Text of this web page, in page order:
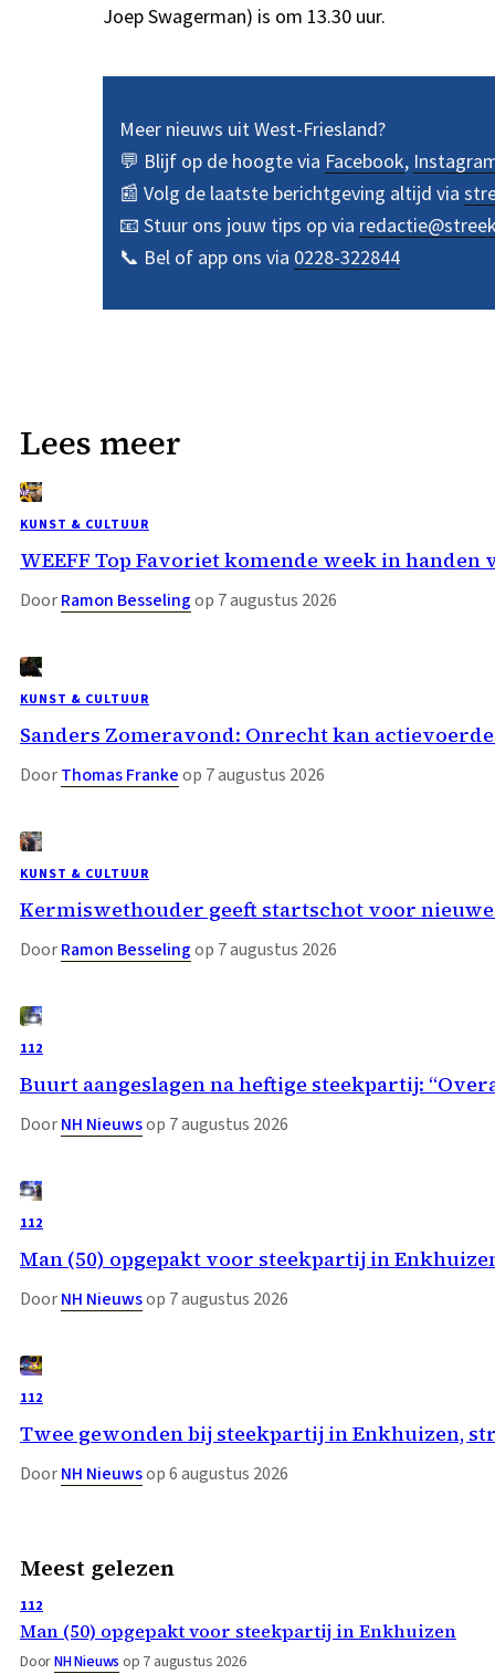
Joep Swagerman) is om 13.30 uur.
Meer nieuws uit West-Friesland?
💬 Blijf op de hoogte via Facebook,
📰 Volg de laatste berichtgeving altijd via
📧 Stuur ons jouw tips op via
📞 Bel of app ons via 0228-322844
Lees meer
KUNST & CULTUUR
WEEFF Top Favoriet komende week in handen
DoorRamon Besselingop 7 augustus 2026
KUNST & CULTUUR
Sanders Zomeravond: Onrecht kan
DoorThomas Frankeop 7 augustus 2026
KUNST & CULTUUR
Kermiswethouder geeft startschot voor
DoorRamon Besselingop 7 augustus 2026
112
Buurt aangeslagen na heftige steekpartij:
DoorNH Nieuwsop 7 augustus 2026
112
Man (50) opgepakt voor steekpartij in
DoorNH Nieuwsop 7 augustus 2026
112
Twee gewonden bij steekpartij in Enkhuizen,
DoorNH Nieuwsop 6 augustus 2026
Meest gelezen
112
Man (50) opgepakt voor steekpartij in Enkhuizen
DoorNH Nieuws op 7 augustus 2026